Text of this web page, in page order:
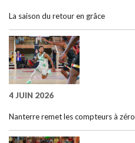
La saison du retour en grâce
4 JUIN 2026
Nanterre remet les compteurs à zéro